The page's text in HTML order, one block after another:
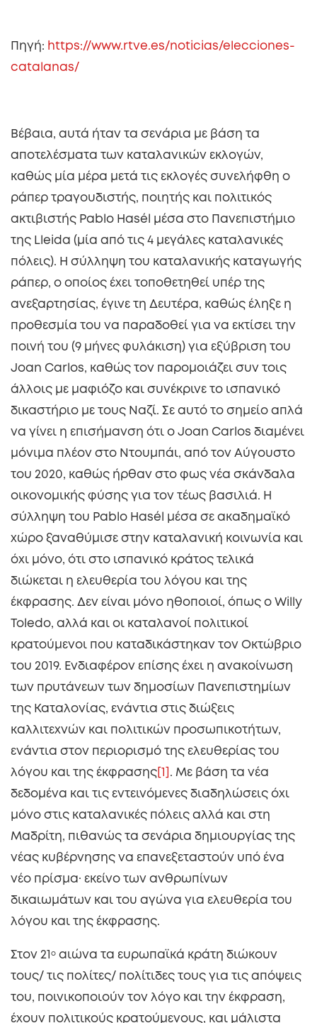
Πηγή: https://www.rtve.es/noticias/elecciones-
catalanas/
Βέβαια, αυτά ήταν τα σενάρια με βάση τα
αποτελέσματα των καταλανικών εκλογών,
καθώς μία μέρα μετά τις εκλογές συνελήφθη ο
ράπερ τραγουδιστής, ποιητής και πολιτικός
ακτιβιστής Pablo Hasél μέσα στο Πανεπιστήμιο
της Lleida (μία από τις 4 μεγάλες καταλανικές
πόλεις). Η σύλληψη του καταλανικής καταγωγής
ράπερ, ο οποίος έχει τοποθετηθεί υπέρ της
ανεξαρτησίας, έγινε τη Δευτέρα, καθώς έληξε η
προθεσμία του να παραδοθεί για να εκτίσει την
ποινή του (9 μήνες φυλάκιση) για εξύβριση του
Joan Carlos, καθώς τον παρομοιάζει συν τοις
άλλοις με μαφιόζο και συνέκρινε το ισπανικό
δικαστήριο με τους Ναζί. Σε αυτό το σημείο απλά
να γίνει η επισήμανση ότι ο Joan Carlos διαμένει
μόνιμα πλέον στο Ντουμπάι, από τον Αύγουστο
του 2020, καθώς ήρθαν στο φως νέα σκάνδαλα
οικονομικής φύσης για τον τέως βασιλιά. Η
σύλληψη του Pablo Hasél μέσα σε ακαδημαϊκό
χώρο ξαναθύμισε στην καταλανική κοινωνία και
όχι μόνο, ότι στο ισπανικό κράτος τελικά
διώκεται η ελευθερία του λόγου και της
έκφρασης. Δεν είναι μόνο ηθοποιοί, όπως ο Willy
Toledo, αλλά και οι καταλανοί πολιτικοί
κρατούμενοι που καταδικάστηκαν τον Οκτώβριο
του 2019. Ενδιαφέρον επίσης έχει η ανακοίνωση
των πρυτάνεων των δημοσίων Πανεπιστημίων
της Καταλονίας, ενάντια στις διώξεις
καλλιτεχνών και πολιτικών προσωπικοτήτων,
ενάντια στον περιορισμό της ελευθερίας του
λόγου και της έκφρασης [1] . Με βάση τα νέα
δεδομένα και τις εντεινόμενες διαδηλώσεις όχι
μόνο στις καταλανικές πόλεις αλλά και στη
Μαδρίτη, πιθανώς τα σενάρια δημιουργίας της
νέας κυβέρνησης να επανεξεταστούν υπό ένα
νέο πρίσμα· εκείνο των ανθρωπίνων
δικαιωμάτων και του αγώνα για ελευθερία του
λόγου και της έκφρασης.
Στον 21 ο αιώνα τα ευρωπαϊκά κράτη διώκουν
τους/ τις πολίτες/ πολίτιδες τους για τις απόψεις
του, ποινικοποιούν τον λόγο και την έκφραση,
έχουν πολιτικούς κρατούμενους, και μάλιστα